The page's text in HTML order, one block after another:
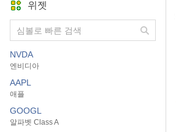
위젯
NVDA
엔비디아
AAPL
애플
GOOGL
알파벳 Class A